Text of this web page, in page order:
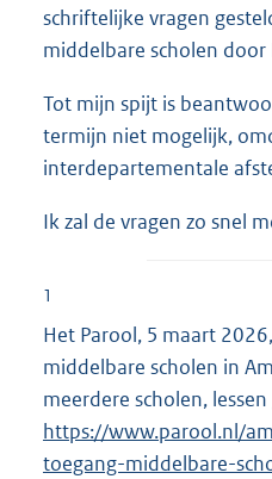
schriftelijke vragen
middelbare scholen
Tot mijn spijt is
termijn niet mogelijk,
interdepartementale
Ik zal de vragen zo snel
1
Het Parool, 5 maart
middelbare scholen in
meerdere scholen,
https://www.parool.nl/
toegang-middelbare-